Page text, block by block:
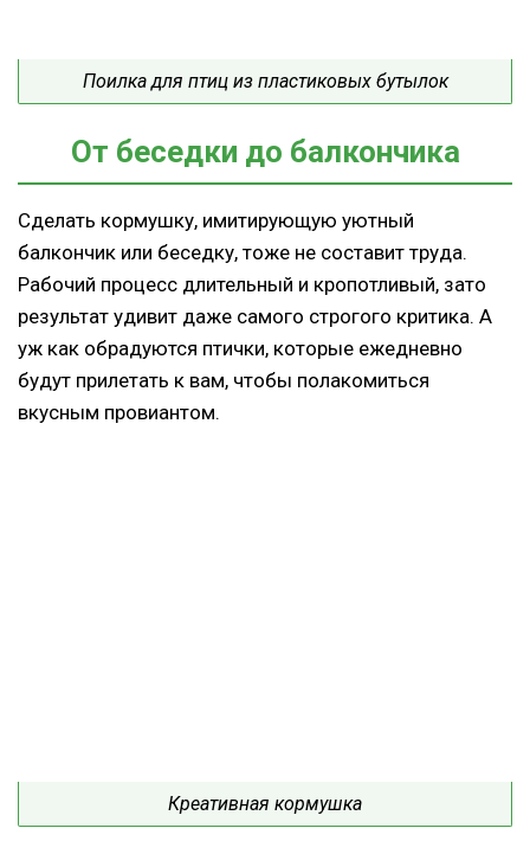
Поилка для птиц из пластиковых бутылок
От беседки до балкончика
Сделать кормушку, имитирующую уютный
балкончик или беседку, тоже не составит труда.
Рабочий процесс длительный и кропотливый, зато
результат удивит даже самого строгого критика. А
уж как обрадуются птички, которые ежедневно
будут прилетать к вам, чтобы полакомиться
вкусным провиантом.
Креативная кормушка